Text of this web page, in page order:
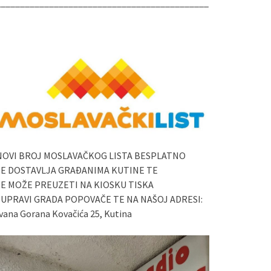
BROJ MOSLAVAČKOG LISTA BESPLATNO
DOSTAVLJA GRAĐANIMA KUTINE TE
MOŽE PREUZETI NA KIOSKU TISKA
GRADA POPOVAČE TE NA NAŠOJ ADRESI:
Gorana Kovačića 25, Kutina